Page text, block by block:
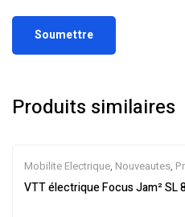
Produits similaires
Mobilite Electrique, Nouveautes,
Suspendus,Vélo électrique ville,
VTT électrique Focus Jam² SL